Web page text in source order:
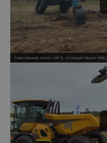
Pokaz ładowarki Venieri 1.63D TL, minikoparki Messersi M16U